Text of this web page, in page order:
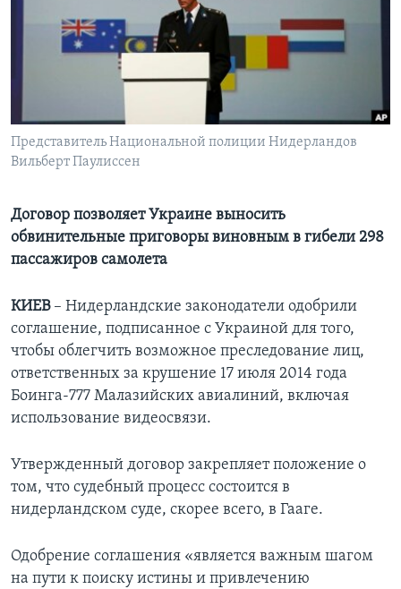
Learning English
СОЦИАЛЬНЫЕ СЕТИ
Языки
Представитель Национальной полиции Нидерландов
Вильберт Паулиссен
Договор позволяет Украине выносить
обвинительные приговоры виновным в гибели 298
пассажиров самолета
КИЕВ – Нидерландские законодатели одобрили
соглашение, подписанное c Украиной для того,
чтобы облегчить возможное преследование лиц,
ответственных за крушение 17 июля 2014 года
Боинга-777 Малазийских авиалиний, включая
использование видеосвязи.
Утвержденный договор закрепляет положение о
том, что судебный процесс состоится в
нидерландском суде, скорее всего, в Гааге.
Одобрение соглашения «является важным шагом
на пути к поиску истины и привлечению